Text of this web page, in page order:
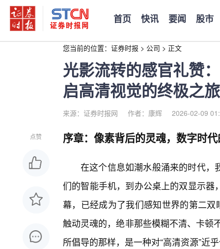
首页 快讯 要闻 股市
您当前的位置： 证券时报 > 公司 > 正文
光影流转的感官礼赞
启高清视觉的终极之旅
来源：证券时报网 作者：康辉 2026-02-09
点赞 序章：像素背后的灵魂，数字时
在这个信息如潮水般涌来的时代，
们的智能手机，到办公桌上的双显示
幕，已经成为了我们感知世界的第二
触动灵魂的，绝非那些模糊不清、卡顿
所倡导的那样，是一种对“高清资源”近